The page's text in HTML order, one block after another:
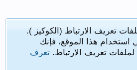
تعريف الارتباط (الكوكيز ).
استخدام هذا الموقع، فإنك
تعريف الارتباط. تعرف